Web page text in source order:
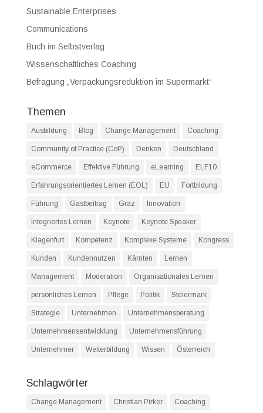
Sustainable Enterprises
Communications
Buch im Selbstverlag
Wissenschaftliches Coaching
Befragung „Verpackungsreduktion im Supermarkt“
Themen
Ausbildung Blog Change Management Coaching
Community of Practice (CoP) Denken Deutschland
eCommerce Effektive Führung eLearning ELF10
Erfahrungsorientiertes Lernen (EOL) EU Fortbildung
Führung Gastbeitrag Graz Innovation
Integriertes Lernen Keynote Keynote Speaker
Klagenfurt Kompetenz Komplexe Systeme Kongress
Kunden Kundennutzen Kärnten Lernen
Management Moderation Organisationales Lernen
persönliches Lernen Pflege Politik Steiermark
Strategie Unternehmen Unternehmensberatung
Unternehmensentwicklung Unternehmensführung
Unternehmer Weiterbildung Wissen Österreich
Schlagwörter
Change Management Christian Pirker Coaching